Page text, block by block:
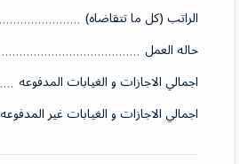
الراتب (كل ما تتقاضاه)
حاله العمل
اجمالي الاجازات و الغيابات المدفوعه
اجمالي الاجازات و الغيابات غير المدفوعه